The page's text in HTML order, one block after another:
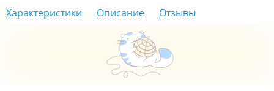
Характеристики Описание Отзывы